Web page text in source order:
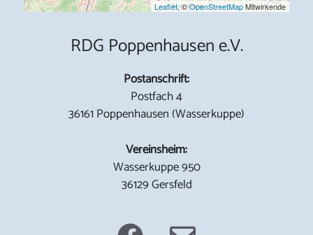
Leaflet, ©OpenStreetMapMitwirkende
RDG Poppenhausen e.V.
Postanschrift:
Postfach 4
36161 Poppenhausen (Wasserkuppe)
Vereinsheim:
Wasserkuppe 950
36129 Gersfeld